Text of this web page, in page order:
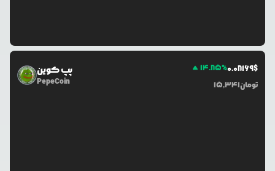
پپ کوین
PepeCoin
14.85%0.08169$
15,341تومان